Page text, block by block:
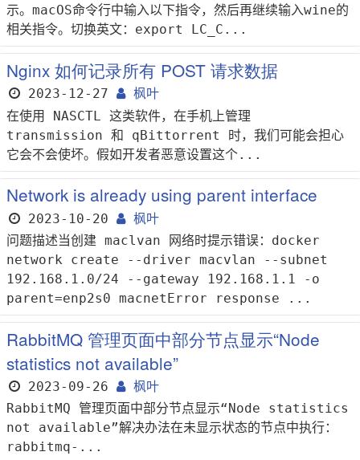
示。macOS命令行中输入以下指令，然后再继续输入wine的
相关指令。切换英文：export LC_C...
Nginx 如何记录所有 POST 请求数据
2023-12-27
枫叶
在使用 NASCTL 这类软件，在手机上管理
transmission 和 qBittorrent 时，我们可能会担心
它会不会使坏。假如开发者恶意设置这个...
Network is already using parent interface
2023-10-20
枫叶
问题描述当创建 maclvan 网络时提示错误：docker
network create --driver macvlan --subnet
192.168.1.0/24 --gateway 192.168.1.1 -o
parent=enp2s0 macnetError response ...
RabbitMQ 管理页面中部分节点显示“Node
statistics not available”
2023-09-26
枫叶
RabbitMQ 管理页面中部分节点显示“Node statistics
not available”解决办法在未显示状态的节点中执行：
rabbitmq-...